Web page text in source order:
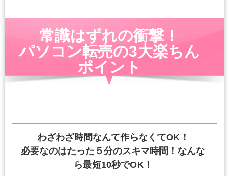
電子メールアドレス、職業、勤務先等、特定の個人を識別し得る
情報をいいます。
個人情報の収集・利用
当方は、以下の目的のため、その範囲内においてのみ、個人情報
を収集・利用いたします。当方による個人情報の収集・利用は、
・ご注文された当方の商品をお届けするうえで必要な業務
・新商品の案内などお客様に有益かつ必要と思われる情報の提供
・業務遂行上で必要となる当方からの問い合わせ、確認、および
サービス向上のための意見収集
常識はずれの衝撃！
パソコン転売の3大楽ちん
ポイント
わざわざ時間なんて作らなくてOK！
必要なのはたった５分のスキマ時間！なんな
ら最短10秒でOK！